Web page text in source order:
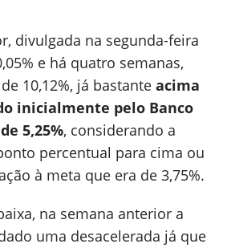
divulgada na segunda-feira
e há quatro semanas,
10,12%, já bastante acima
inicialmente pelo Banco
5,25%, considerando a
percentual para cima ou
à meta que era de 3,75%.
na semana anterior a
uma desacelerada já que